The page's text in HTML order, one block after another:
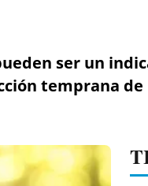
ser un
temprana